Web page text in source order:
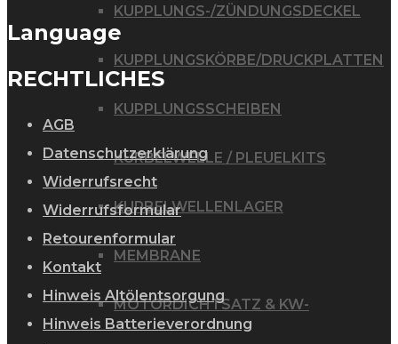
KUPPLUNGS-/ZÜNDUNGSDECKEL
KUPPLUNGSKÖRBE/DRUCKPLATTEN
KUPPLUNGSSCHEIBEN
KURBELWELLE / PLEUELKITS
KURBELWELLENLAGER
MEMBRANE
MOTORDICHTSATZ & KW-
Language
RECHTLICHES
AGB
Datenschutzerklärung
Widerrufsrecht
Widerrufsformular
Retourenformular
Kontakt
Hinweis Altölentsorgung
Hinweis Batterieverordnung